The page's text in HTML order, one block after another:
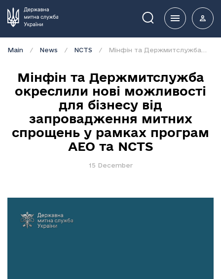
Пошук
Main News NCTS
Мінфін та Держмитслужба
окреслили нові можливості
для бізнесу від
запровадження митних
спрощень у рамках програм
АЕО та NCTS
15 December